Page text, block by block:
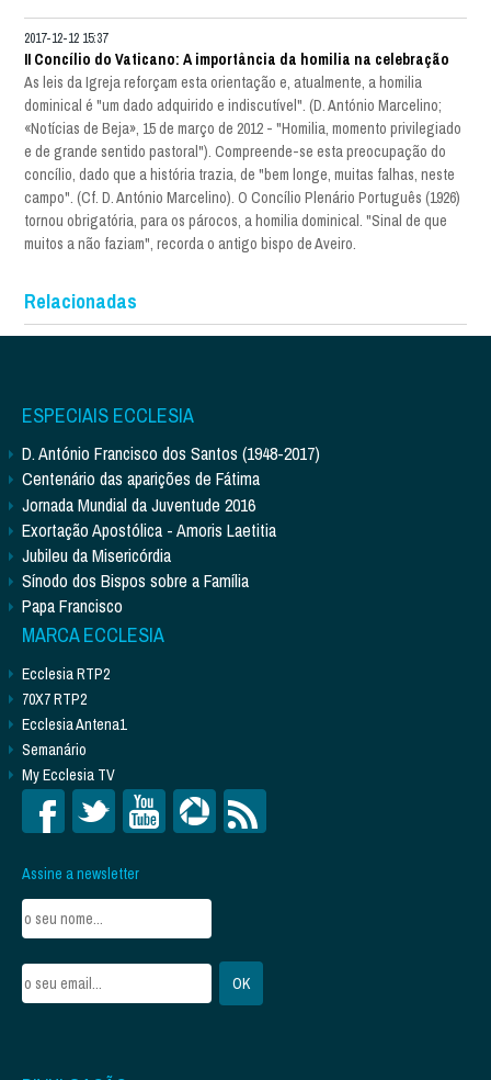
2017-12-12 15:37
II Concílio do Vaticano: A importância da homilia na celebração
As leis da Igreja reforçam esta orientação e, atualmente, a homilia
dominical é "um dado adquirido e indiscutível". (D. António Marcelino;
«Notícias de Beja», 15 de março de 2012 - "Homilia, momento privilegiado
e de grande sentido pastoral"). Compreende-se esta preocupação do
concílio, dado que a história trazia, de "bem longe, muitas falhas, neste
campo". (Cf. D. António Marcelino). O Concílio Plenário Português (1926)
tornou obrigatória, para os párocos, a homilia dominical. "Sinal de que
muitos a não faziam", recorda o antigo bispo de Aveiro.
Relacionadas
ESPECIAIS ECCLESIA
D. António Francisco dos Santos (1948-2017)
Centenário das aparições de Fátima
Jornada Mundial da Juventude 2016
Exortação Apostólica - Amoris Laetitia
Jubileu da Misericórdia
Sínodo dos Bispos sobre a Família
Papa Francisco
MARCA ECCLESIA
Ecclesia RTP2
70X7 RTP2
Ecclesia Antena1
Semanário
My Ecclesia TV
Assine a newsletter